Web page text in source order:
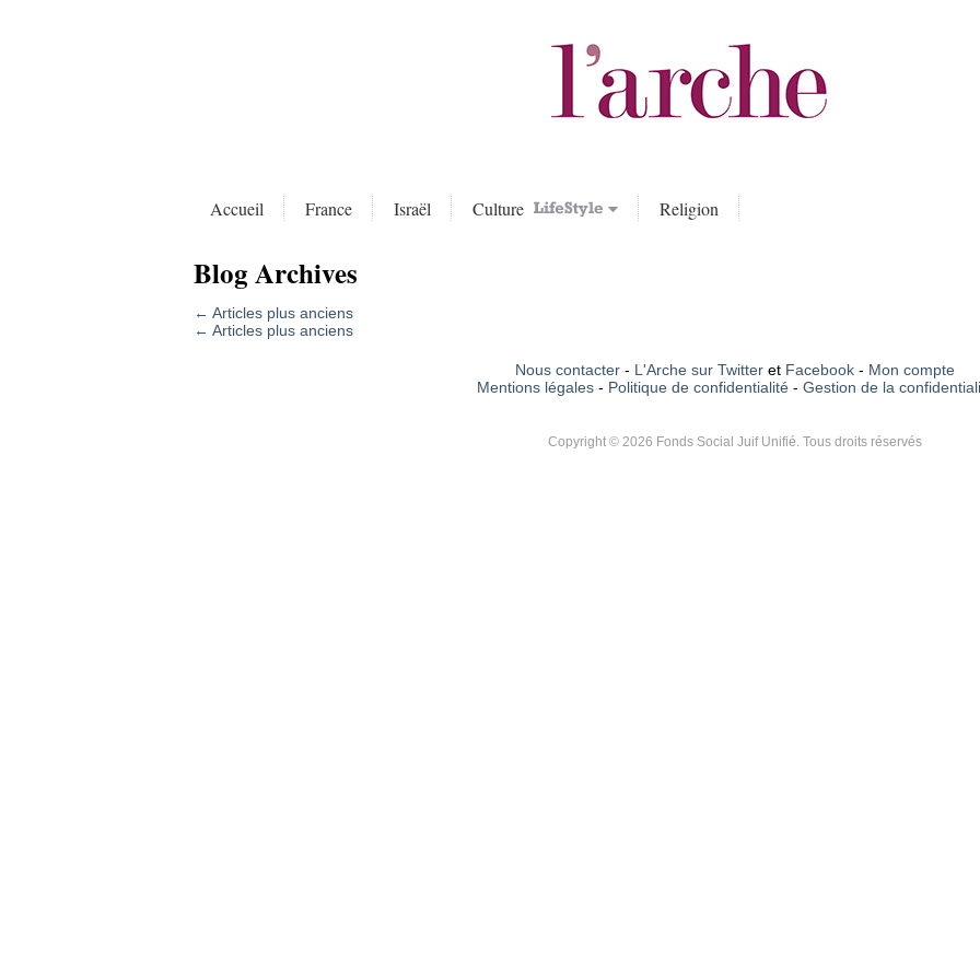
Accueil France Israël Culture Religion
Blog Archives
← Articles plus anciens
← Articles plus anciens
Nous contacter - L'Arche sur Twitter et Facebook - Mon compte
Mentions légales- Politique de confidentialité- Gestion de la
Copyright © 2026 Fonds Social Juif Unifié. Tous droits réservés